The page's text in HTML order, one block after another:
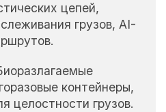
цепей,
грузов, AI-
контейнеры,
целостности грузов.